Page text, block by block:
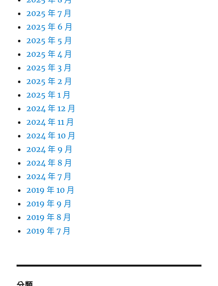
2025 年 7 月
2025 年 6 月
2025 年 5 月
2025 年 4 月
2025 年 3 月
2025 年 2 月
2025 年 1 月
2024 年 12 月
2024 年 11 月
2024 年 10 月
2024 年 9 月
2024 年 8 月
2024 年 7 月
2019 年 10 月
2019 年 9 月
2019 年 8 月
2019 年 7 月